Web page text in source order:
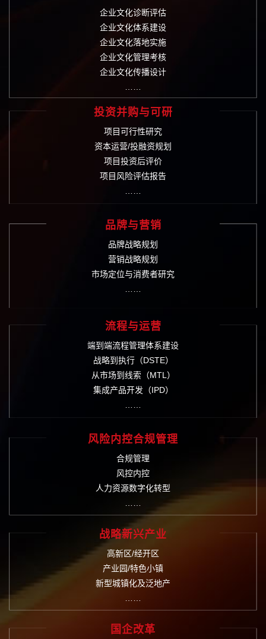
企业文化诊断评估
企业文化体系建设
企业文化落地实施
企业文化管理考核
企业文化传播设计
投资并购与可研
项目可行性研究
资本运营/投融资规划
项目投资后评价
项目风险评估报告
品牌与营销
品牌战略规划
营销战略规划
市场定位与消费者研究
流程与运营
端到端流程管理体系建设
战略到执行（DSTE）
从市场到线索（MTL）
集成产品开发（IPD）
风险内控合规管理
合规管理
风控内控
人力资源数字化转型
战略新兴产业
高新区/经开区
产业园/特色小镇
新型城镇化及泛地产
国企改革